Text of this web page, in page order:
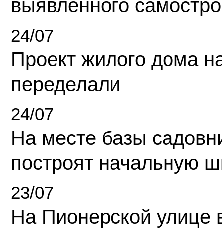
выявленного
24/07
Проект жилого дома
переделали
24/07
На месте базы
построят начальную
23/07
На Пионерской улице